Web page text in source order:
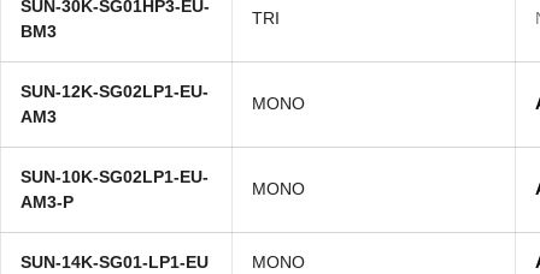
SUN-30K-SG01HP3-EU-
BM3
TRI
SUN-12K-SG02LP1-EU-
AM3
MONO
SUN-10K-SG02LP1-EU-
AM3-P
MONO
SUN-14K-SG01-LP1-EU MONO